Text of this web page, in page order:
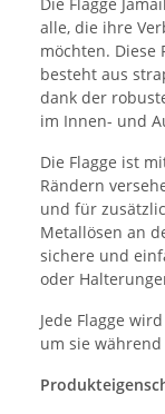
alle, die ihre
möchten. Diese
besteht aus
dank der
im Innen- und
Die Flagge ist
Rändern
und für
Metallösen an
sichere und
oder
Jede Flagge
um sie